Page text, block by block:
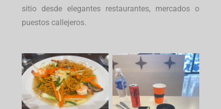
sitio desde elegantes restaurantes, mercados o
puestos callejeros.